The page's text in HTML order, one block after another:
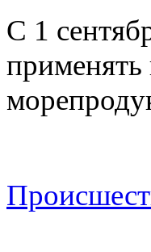
С 1